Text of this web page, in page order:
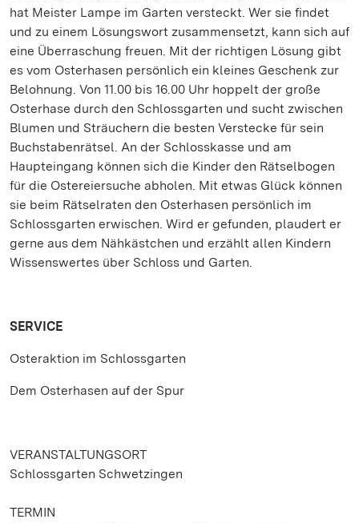
hat Meister Lampe im Garten versteckt. Wer sie findet
und zu einem Lösungswort zusammensetzt, kann sich auf
eine Überraschung freuen. Mit der richtigen Lösung gibt
es vom Osterhasen persönlich ein kleines Geschenk zur
Belohnung. Von 11.00 bis 16.00 Uhr hoppelt der große
Osterhase durch den Schlossgarten und sucht zwischen
Blumen und Sträuchern die besten Verstecke für sein
Buchstabenrätsel. An der Schlosskasse und am
Haupteingang können sich die Kinder den Rätselbogen
für die Ostereiersuche abholen. Mit etwas Glück können
sie beim Rätselraten den Osterhasen persönlich im
Schlossgarten erwischen. Wird er gefunden, plaudert er
gerne aus dem Nähkästchen und erzählt allen Kindern
Wissenswertes über Schloss und Garten.
SERVICE
Osteraktion im Schlossgarten
Dem Osterhasen auf der Spur
VERANSTALTUNGSORT
Schlossgarten Schwetzingen
TERMIN